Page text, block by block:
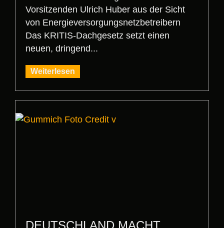
Vorsitzenden Ulrich Huber aus der Sicht
von Energieversorgungsnetzbetreibern
Das KRITIS‑Dachgesetz setzt einen
neuen, dringend...
Weiterlesen